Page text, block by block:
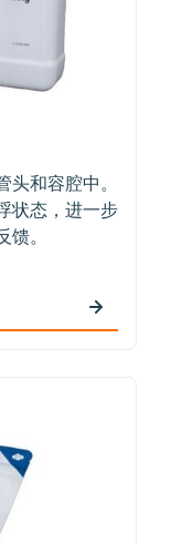
和容腔中。
状态，进一步
。